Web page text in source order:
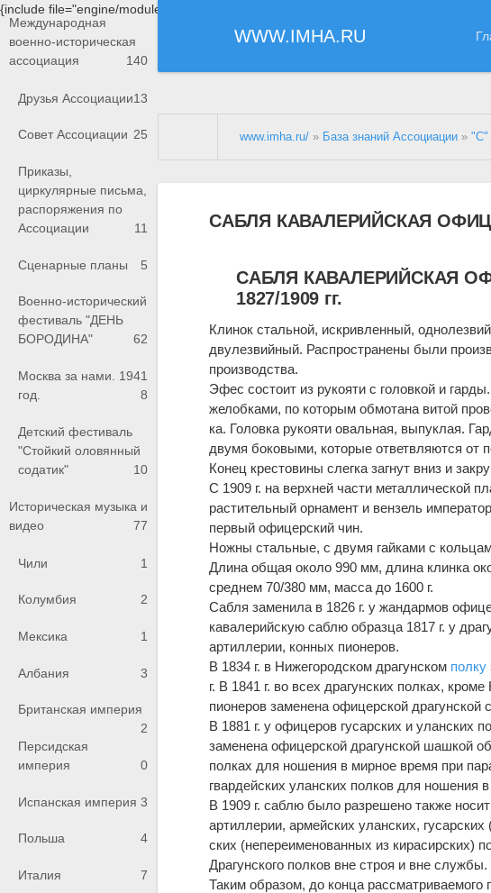
{include file="engine/modules/saperu/head.php"}
WWW.IMHA.RU
Международная
военно-историческая
ассоциация
140
Друзья Ассоциации13
Совет Ассоциации 25
Приказы,
циркулярные письма,
распоряжения по
Ассоциации
11
Сценарные планы 5
Военно-исторический
фестиваль "ДЕНЬ
БОРОДИНА"
62
Москва за нами. 1941
год.
8
Детский фестиваль
"Стойкий оловянный
содатик"
10
Историческая музыка и
видео
77
Чили 1
Колумбия 2
Мексика 1
Албания 3
Британская империя
2
Персидская
империя
0
Испанская империя 3
Польша 4
Италия 7
www.imha.ru/ » База знаний Ассоциации »"С"
САБЛЯ КАВАЛЕРИЙСКАЯ
САБЛЯ КАВАЛЕРИЙСКАЯ
1827/1909 гг.
Клинок стальной, искривленный,
двулезвийный. Распространены были
производства.
Эфес состоит из рукояти с головкой и
желобками, по которым обмотана витой
ка. Головка рукояти овальная, выпуклая.
двумя боковыми, которые ответвляются от
Конец крестовины слегка загнут вниз и
С 1909 г. на верхней части металлической
растительный орнамент и вензель
первый офицерский чин.
Ножны стальные, с двумя гайками с
Длина общая около 990 мм, длина клинка
среднем 70/380 мм, масса до 1600 г.
Сабля заменила в 1826 г. у жандармов
кавалерийскую саблю образца 1817 г. у
артиллерии, конных пионеров.
В 1834 г. в Нижегородском драгунском полку
г. В 1841 г. во всех драгун­ских полках,
пионеров заменена офицерской драгунской
В 1881 г. у офицеров гусарских и уланских
заменена офицерской драгунской шашкой
полках для ношения в мирное время при
гвардейских уланских полков для ношения
В 1909 г. саблю было разрешено также
артиллерии, армейских уланских,
ских (непереименованных из кирасирских)
Драгунского полков вне строя и вне службы.
Таким образом, до конца